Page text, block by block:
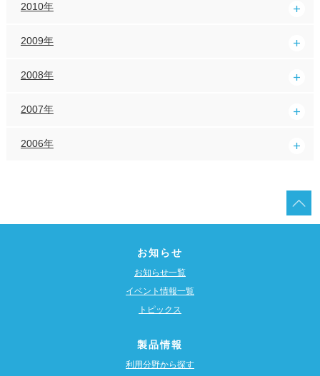
2010年
2009年
2008年
2007年
2006年
お知らせ
お知らせ一覧
イベント情報一覧
トピックス
製品情報
利用分野から探す